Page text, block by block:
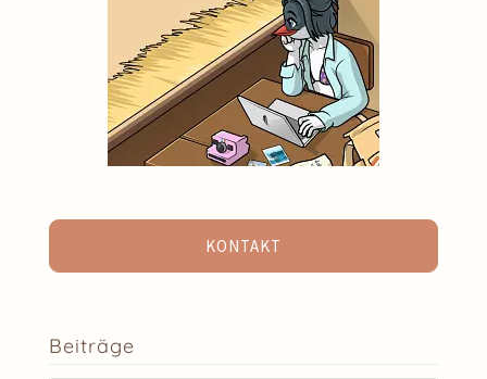
KONTAKT
Beiträge